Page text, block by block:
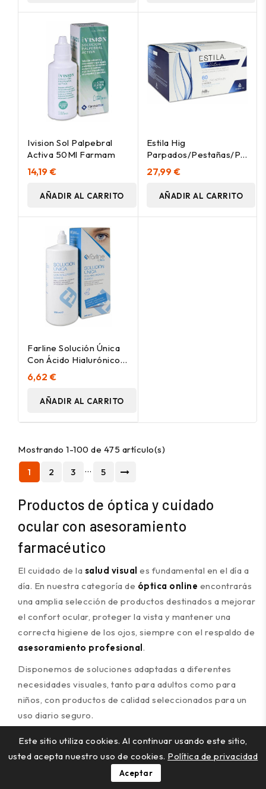
Ivision Sol Palpebral
Activa 50Ml Farmam
14,19 €
AÑADIR AL CARRITO
Estila Hig
Parpados/Pestañas/
60Toallitas
27,99 €
AÑADIR AL CARRITO
Farline Solución Única
Con Ácido Hialurónico,
500 Ml
6,62 €
AÑADIR AL CARRITO
Mostrando 1-100 de 475 artículo(s)
1
2 3 … 5
Productos de óptica y cuidado
ocular con asesoramiento
farmacéutico
El cuidado de la salud visual es fundamental en el día a
día. En nuestra categoría de óptica online encontrarás
una amplia selección de productos destinados a mejorar
el confort ocular, proteger la vista y mantener una
correcta higiene de los ojos, siempre con el respaldo de
asesoramiento profesional.
Disponemos de soluciones adaptadas a diferentes
necesidades visuales, tanto para adultos como para
niños, con productos de calidad seleccionados para un
uso diario seguro.
Gafas y accesorios
Gafas de lectura
Gafas de sol para adultos
Este sitio utiliza cookies. Al continuar usando este sitio,
usted acepta nuestro uso de cookies. Política de privacidad
Aceptar